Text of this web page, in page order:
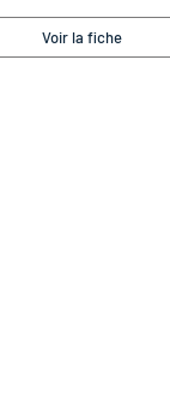
Voir la fiche